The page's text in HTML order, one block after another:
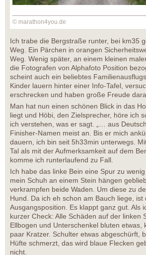
© marathon4you.de
Ich trabe die Bergstraße runter, bei km35
Weg. Ein Pärchen in orangen
Weg. Wenig später, an einem kleinen
die Fotografen von Alphafoto Position
scheint auch ein beliebtes
Kinder lauern hinter einer Info-Tafel,
erschrecken und haben große Freude
Man hat nun einen schönen Blick in das
liegt und Höbi, den Zielsprecher, höre ich
ich verstehen, was er sagt. „… aus
Finisher-Namen meist an. Bis er mich
dauern, ich bin seit 5h33min unterwegs.
Tal als mit der Aufmerksamkeit auf dem
komme ich runterlaufend zu Fall.
Ich habe das linke Bein eine Spur zu
mein Schuh an einem Stein hängen
verkrampfen beide Waden. Um diese zu
Hund. Da ich eh schon am Bauch liege, ist
Ausgangsposition. Es klappt ganz gut. Als
kurzer Check: Alle Schäden auf der linken
Ellbogen und Unterschenkel bluten etwas,
paar Kratzer. Schulter etwas abgeschürft,
Hüfte schmerzt, das wird blaue Flecken
nicht.